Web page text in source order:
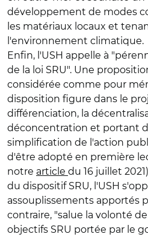
développement de modes
les matériaux locaux et
l'environnement climatique.
Enfin, l'USH appelle à
de la loi SRU". Une
considérée comme pour
disposition figure dans le
différenciation, la
déconcentration et portant
simplification de l'action
d'être adopté en première
notre article du 16 juillet
du dispositif SRU, l'USH
assouplissements apportés
contraire, "salue la volonté
objectifs SRU portée par le